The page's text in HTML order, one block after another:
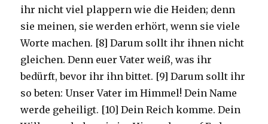
ihr nicht viel plappern wie die Heiden; denn
sie meinen, sie werden erhört, wenn sie viele
Worte machen. [8] Darum sollt ihr ihnen nicht
gleichen. Denn euer Vater weiß, was ihr
bedürft, bevor ihr ihn bittet. [9] Darum sollt ihr
so beten: Unser Vater im Himmel! Dein Name
werde geheiligt. [10] Dein Reich komme. Dein